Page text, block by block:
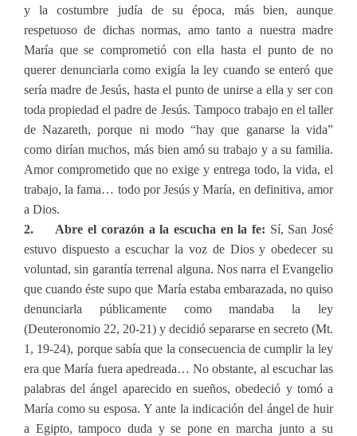
y la costumbre judía de su época, más bien, aunque
respetuoso de dichas normas, amo tanto a nuestra madre
María que se comprometió con ella hasta el punto de no
querer denunciarla como exigía la ley cuando se enteró que
sería madre de Jesús, hasta el punto de unirse a ella y ser con
toda propiedad el padre de Jesús. Tampoco trabajo en el taller
de Nazareth, porque ni modo “hay que ganarse la vida”
como dirían muchos, más bien amó su trabajo y a su familia.
Amor comprometido que no exige y entrega todo, la vida, el
trabajo, la fama… todo por Jesús y María, en definitiva, amor
a Dios.
2. Abre el corazón a la escucha en la fe: Sí, San José
estuvo dispuesto a escuchar la voz de Dios y obedecer su
voluntad, sin garantía terrenal alguna. Nos narra el Evangelio
que cuando éste supo que María estaba embarazada, no quiso
denunciarla públicamente como mandaba la ley
(Deuteronomio 22, 20-21) y decidió separarse en secreto (Mt.
1, 19-24), porque sabía que la consecuencia de cumplir la ley
era que María fuera apedreada… No obstante, al escuchar las
palabras del ángel aparecido en sueños, obedeció y tomó a
María como su esposa. Y ante la indicación del ángel de huir
a Egipto, tampoco duda y se pone en marcha junto a su